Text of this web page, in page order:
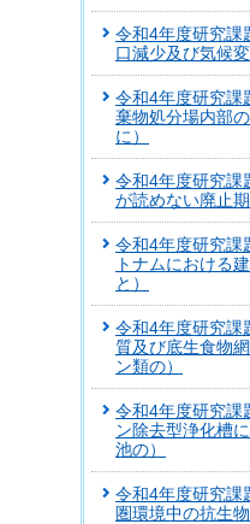
令和4年度研究課
口減少及び気候変
令和4年度研究課
棄物処分場内部
に）
令和4年度研究課
が読めない廃止期
令和4年度研究課
トナムにおける
と）
令和4年度研究課
質及び底生食物
ン類の）
令和4年度研究課
ン除去型浄化槽
池の）
令和4年度研究課
圏環境中の抗生